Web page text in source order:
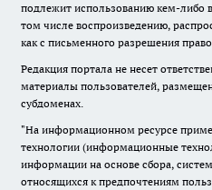
подлежит использованию кем-либо
том числе воспроизведению,
как с письменного разрешения
Редакция портала не несет
материалы пользователей,
субдоменах.
"На информационном ресурсе
технологии (информационные
информации на основе сбора,
относящихся к предпочтениям